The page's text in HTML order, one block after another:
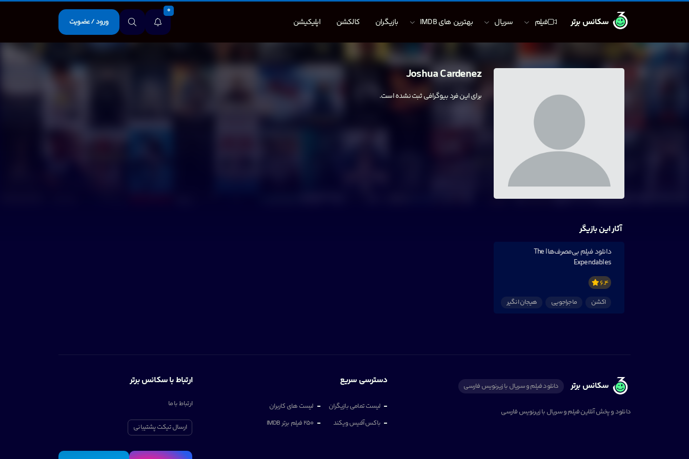
سکانس برتر فیلم سریال بهترین های IMDB بازیگران کالکشن اپلیکیشن
0
ورود / عضویت
Joshua Cardenez
برای این فرد بیوگرافی ثبت نشده است.
آثار این بازیگر
دانلود فیلم بی‌مصرف‌ها | The
Expendables
6.4
اکشن
ماجراجویی هیجان انگیر
سکانس برتر دانلود فیلم و سریال با زیرنویس فارسی
دانلود و پخش آنلاین فیلم و سریال با زیرنویس فارسی
دسترسی سریع
لیست تمامی بازیگران
لیست های کاربران
باکس آفیس ویکند
250 فیلم برتر IMDB
ارتباط با سکانس برتر
ارتباط با ما
ارسال تیکت پشتیبانی